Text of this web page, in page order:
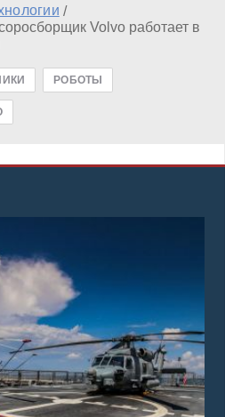
/
Volvo работает в
РОБОТЫ